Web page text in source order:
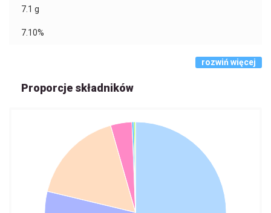
7.1 g
7.10%
rozwiń więcej
Proporcje składników